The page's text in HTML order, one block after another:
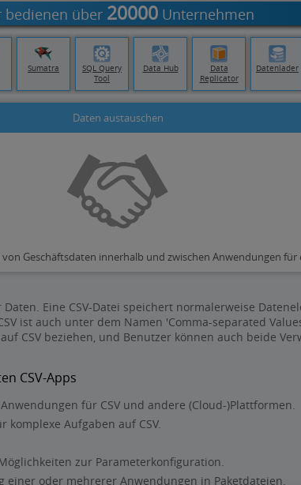
bedienen über 20000 Unternehmen
Sumatra
SQL Query
Tool
Data Hub
Data
Replicator
Datenlader
Daten austauschen
Geschäftsdaten innerhalb und zwischen Anwendungen
Daten. Eine CSV-Datei speichert normalerweise
ist auch unter dem Namen 'Comma-separated
CSV beziehen, und Benutzer können auch beide
CSV-Apps
für CSV und andere (Cloud-)Plattformen.
Aufgaben auf CSV.
zur Parameterkonfiguration.
einer oder mehrerer Anwendungen in Paketdateien.